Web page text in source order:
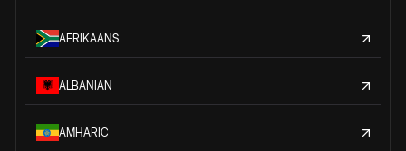
AFRIKAANS
ALBANIAN
AMHARIC